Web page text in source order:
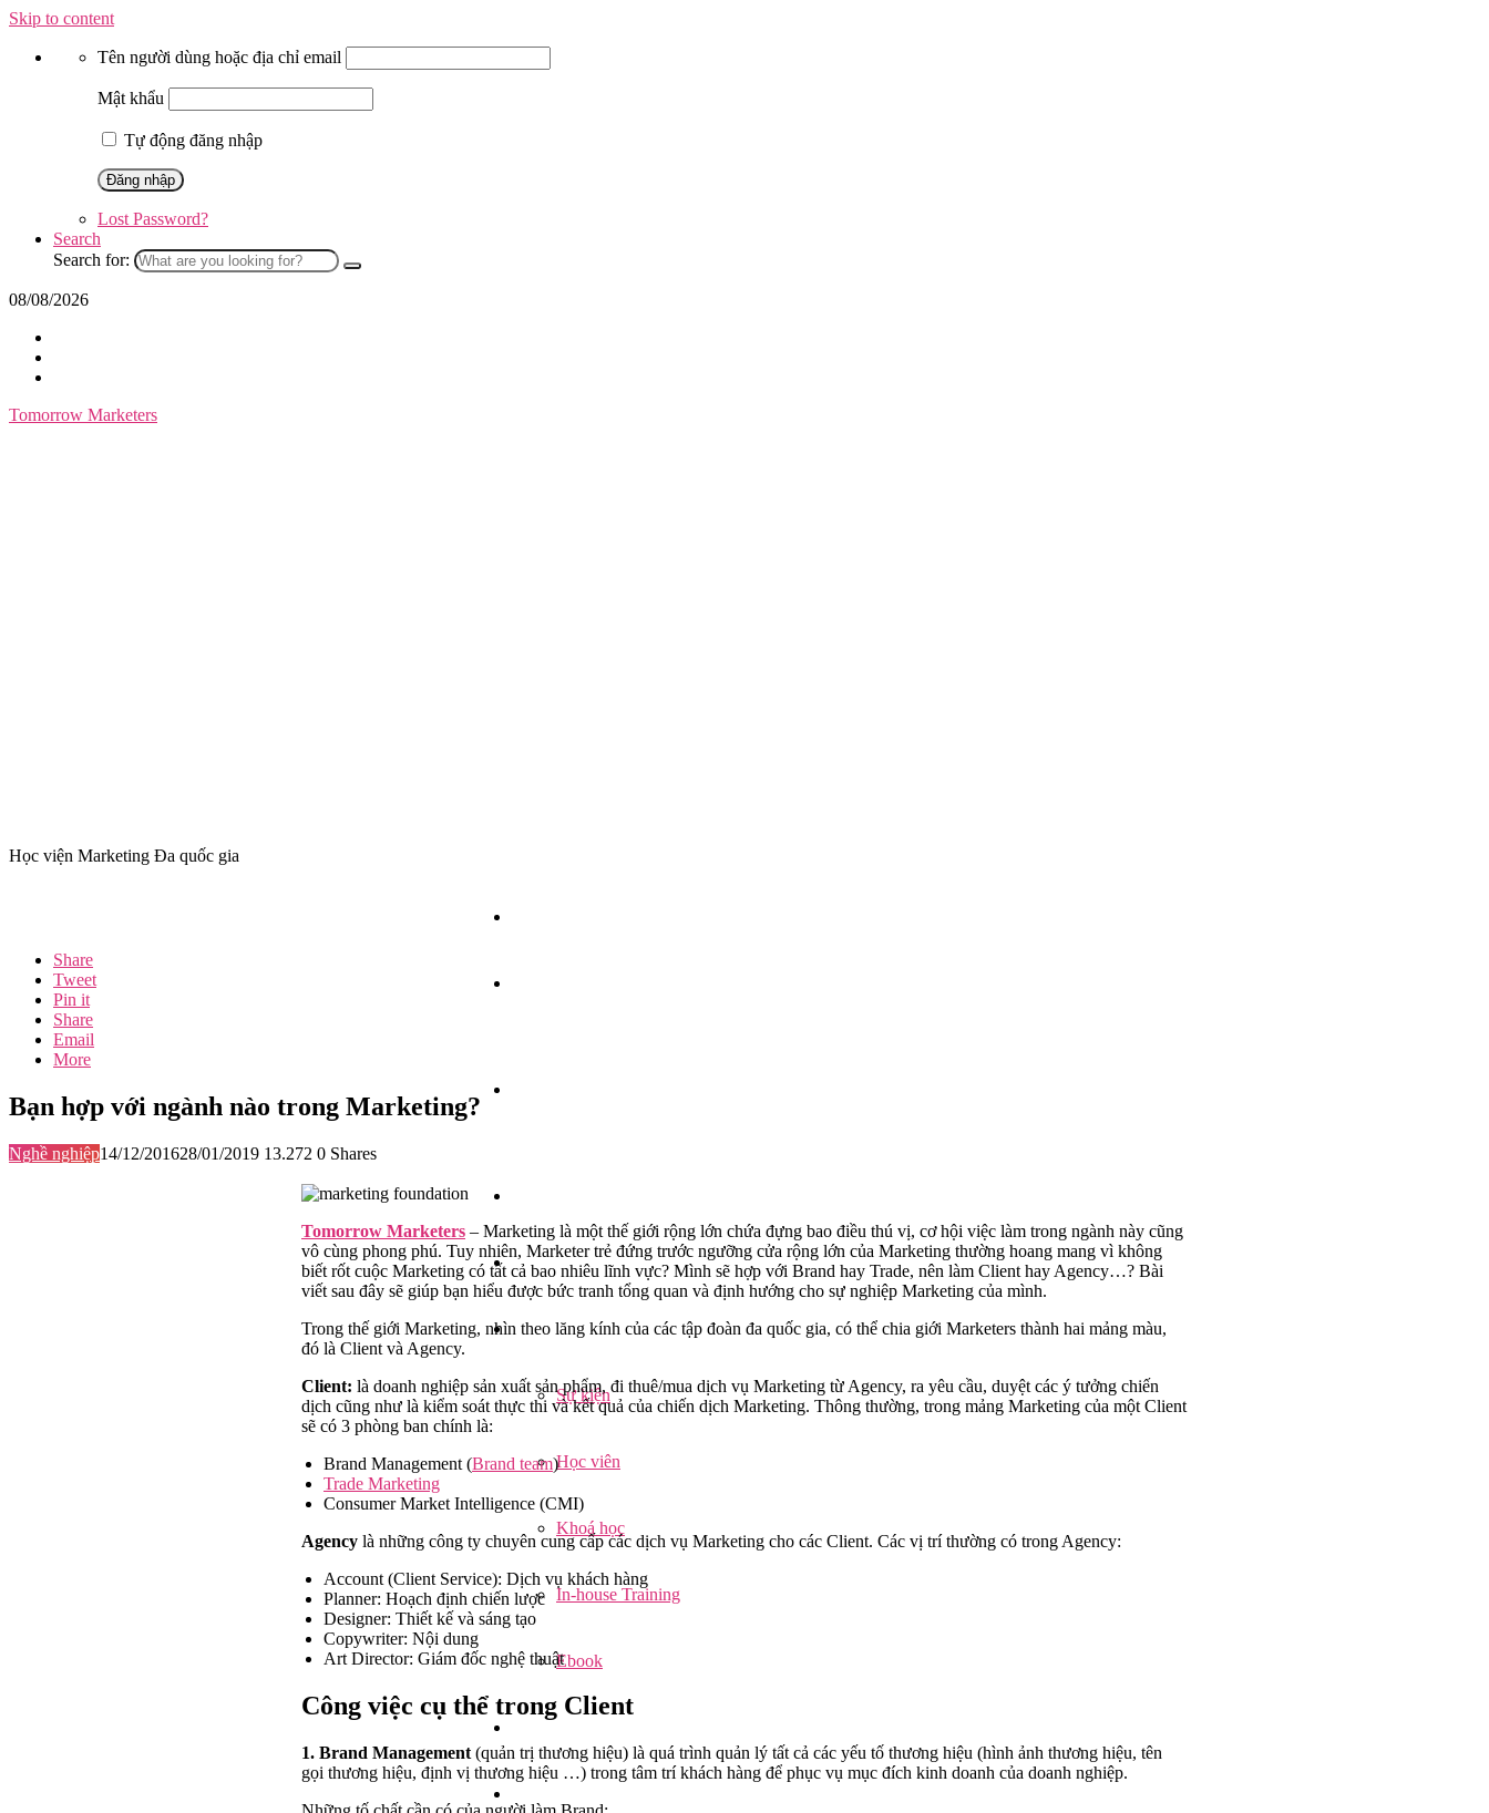
Skip to content
Tên người dùng hoặc địa chỉ email
Mật khẩu
Tự động đăng nhập
Lost Password?
Search
Search for:
08/08/2026
Tomorrow Marketers
Học viện Marketing Đa quốc gia
Sự kiện
Học viên
Khoá học
In-house Training
Ebook
Share
Tweet
Pin it
Share
Email
More
Bạn hợp với ngành nào trong Marketing?
Nghề nghiệp14/12/201628/01/2019 13.272 0 Shares
Tomorrow Marketers – Marketing là một thế giới rộng lớn chứa đựng bao điều thú vị, cơ hội việc làm trong ngành này cũng
vô cùng phong phú. Tuy nhiên, Marketer trẻ đứng trước ngưỡng cửa rộng lớn của Marketing thường hoang mang vì không
biết rốt cuộc Marketing có tất cả bao nhiêu lĩnh vực? Mình sẽ hợp với Brand hay Trade, nên làm Client hay Agency…? Bài
viết sau đây sẽ giúp bạn hiểu được bức tranh tổng quan và định hướng cho sự nghiệp Marketing của mình.
Trong thế giới Marketing, nhìn theo lăng kính của các tập đoàn đa quốc gia, có thể chia giới Marketers thành hai mảng màu,
đó là Client và Agency.
Client: là doanh nghiệp sản xuất sản phẩm, đi thuê/mua dịch vụ Marketing từ Agency, ra yêu cầu, duyệt các ý tưởng chiến
dịch cũng như là kiểm soát thực thi và kết quả của chiến dịch Marketing. Thông thường, trong mảng Marketing của một Client
sẽ có 3 phòng ban chính là:
Brand Management (Brand team)
Trade Marketing
Consumer Market Intelligence (CMI)
Agency là những công ty chuyên cung cấp các dịch vụ Marketing cho các Client. Các vị trí thường có trong Agency:
Account (Client Service): Dịch vụ khách hàng
Planner: Hoạch định chiến lược
Designer: Thiết kế và sáng tạo
Copywriter: Nội dung
Art Director: Giám đốc nghệ thuật
Công việc cụ thể trong Client
1. Brand Management (quản trị thương hiệu) là quá trình quản lý tất cả các yếu tố thương hiệu (hình ảnh thương hiệu, tên
gọi thương hiệu, định vị thương hiệu …) trong tâm trí khách hàng để phục vụ mục đích kinh doanh của doanh nghiệp.